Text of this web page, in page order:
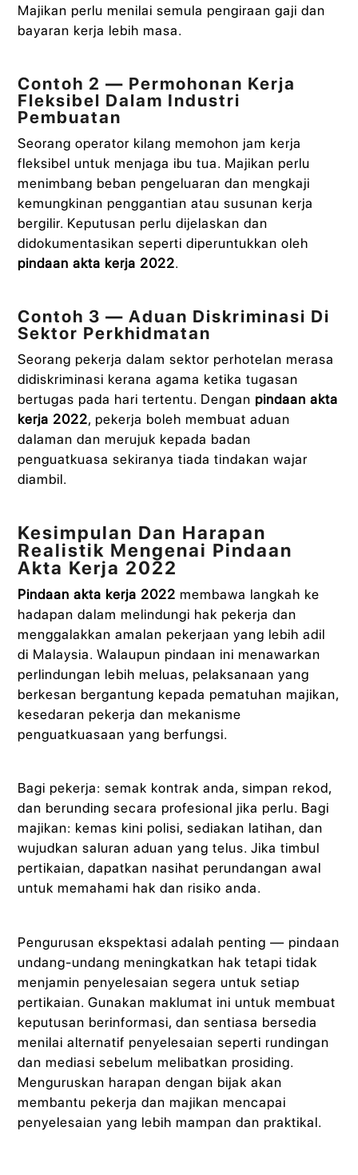
Majikan perlu menilai semula pengiraan gaji dan
bayaran kerja lebih masa.
Contoh 2 — Permohonan Kerja
Fleksibel Dalam Industri
Pembuatan
Seorang operator kilang memohon jam kerja
fleksibel untuk menjaga ibu tua. Majikan perlu
menimbang beban pengeluaran dan mengkaji
kemungkinan penggantian atau susunan kerja
bergilir. Keputusan perlu dijelaskan dan
didokumentasikan seperti diperuntukkan oleh
pindaan akta kerja 2022.
Contoh 3 — Aduan Diskriminasi Di
Sektor Perkhidmatan
Seorang pekerja dalam sektor perhotelan merasa
didiskriminasi kerana agama ketika tugasan
bertugas pada hari tertentu. Dengan pindaan akta
kerja 2022, pekerja boleh membuat aduan
dalaman dan merujuk kepada badan
penguatkuasa sekiranya tiada tindakan wajar
diambil.
Kesimpulan Dan Harapan
Realistik Mengenai Pindaan
Akta Kerja 2022
Pindaan akta kerja 2022 membawa langkah ke
hadapan dalam melindungi hak pekerja dan
menggalakkan amalan pekerjaan yang lebih adil
di Malaysia. Walaupun pindaan ini menawarkan
perlindungan lebih meluas, pelaksanaan yang
berkesan bergantung kepada pematuhan majikan,
kesedaran pekerja dan mekanisme
penguatkuasaan yang berfungsi.
Bagi pekerja: semak kontrak anda, simpan rekod,
dan berunding secara profesional jika perlu. Bagi
majikan: kemas kini polisi, sediakan latihan, dan
wujudkan saluran aduan yang telus. Jika timbul
pertikaian, dapatkan nasihat perundangan awal
untuk memahami hak dan risiko anda.
Pengurusan ekspektasi adalah penting — pindaan
undang-undang meningkatkan hak tetapi tidak
menjamin penyelesaian segera untuk setiap
pertikaian. Gunakan maklumat ini untuk membuat
keputusan berinformasi, dan sentiasa bersedia
menilai alternatif penyelesaian seperti rundingan
dan mediasi sebelum melibatkan prosiding.
Menguruskan harapan dengan bijak akan
membantu pekerja dan majikan mencapai
penyelesaian yang lebih mampan dan praktikal.